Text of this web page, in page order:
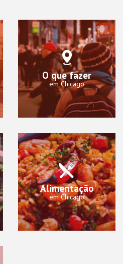
O que fazer
em Chicago
Alimentação
em Chicago